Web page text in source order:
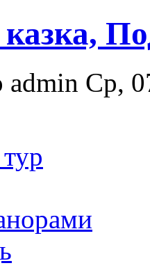
admin Ср,